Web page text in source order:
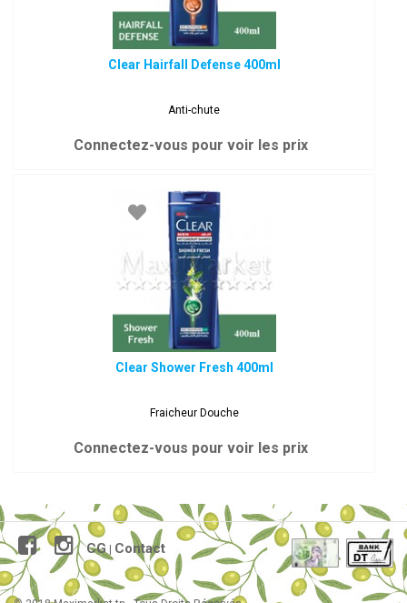
Clear Hairfall Defense 400ml
Anti-chute
Connectez-vous pour voir les prix
Clear Shower Fresh 400ml
Fraicheur Douche
Connectez-vous pour voir les prix
CG| Contact